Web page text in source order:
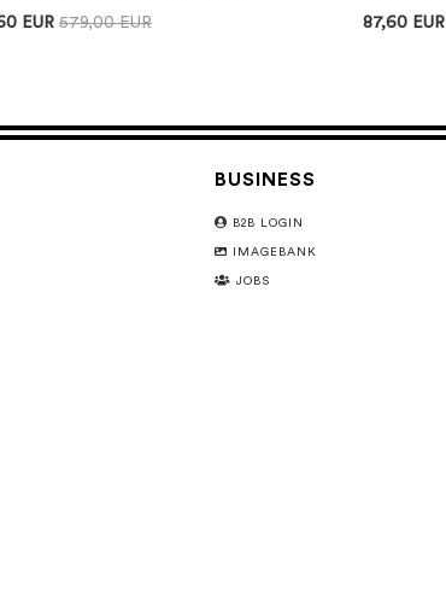
EUR 579,00 EUR
87,60 EUR
BUSINESS
B2B LOGIN
IMAGEBANK
JOBS